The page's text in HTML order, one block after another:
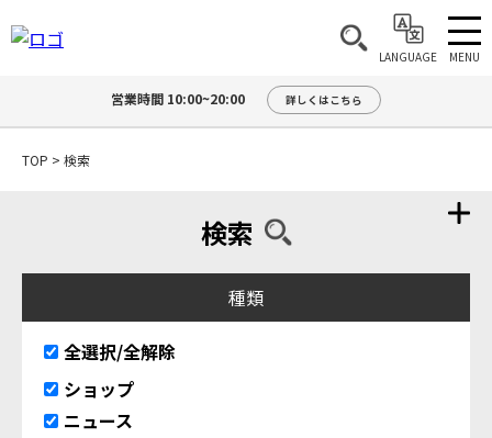
LANGUAGE MENU
営業時間 10:00~20:00 詳しくはこちら
TOP > 検索
検索
種類
全選択/全解除
ショップ
ニュース